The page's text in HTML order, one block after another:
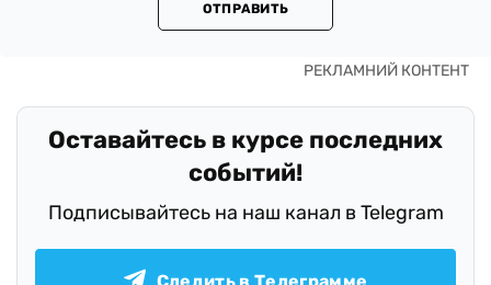
ОТПРАВИТЬ
Оставайтесь в курсе последних
событий!
Подписывайтесь на наш канал в Telegram
Следить в Телеграмме